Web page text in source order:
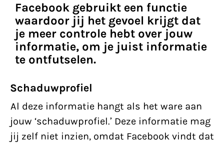
Facebook gebruikt een functie
waardoor jij het gevoel krijgt dat
je meer controle hebt over jouw
informatie, om je juist informatie
te ontfutselen.
Schaduwprofiel
Al deze informatie hangt als het ware aan
jouw ‘schaduwprofiel.’ Deze informatie mag
jij zelf niet inzien, omdat Facebook vindt dat